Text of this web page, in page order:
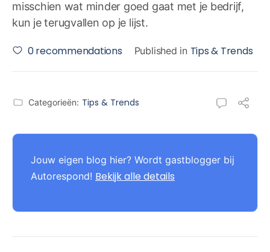
misschien wat minder goed gaat met je bedrijf,
kun je terugvallen op je lijst.
0recommendations Published in Tips & Trends
Categorieën: Tips & Trends
Jouw eigen blog hier? Wordt gastblogger bij
Autorespond! Bekijk alle details